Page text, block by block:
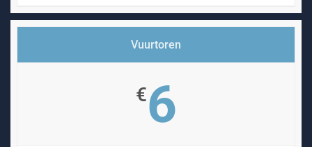
Vuurtoren
€6